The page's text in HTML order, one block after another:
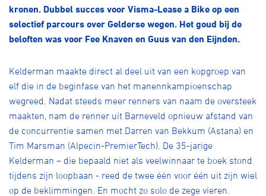
Contact
Over ons
kronen. Dubbel succes voor Visma-Lease a Bike op een
selectief parcours over Gelderse wegen. Het goud bij de
beloften was voor Fee Knaven en Guus van den Eijnden.
Kelderman maakte direct al deel uit van een kopgroep van
elf die in de beginfase van het manennkampioenschap
wegreed. Nadat steeds meer renners van naam de oversteek
maakten, nam de renner uit Barneveld opnieuw afstand van
de concurrentie samen met Darren van Bekkum (Astana) en
Tim Marsman (Alpecin-PremierTech). De 35-jarige
Kelderman – die bepaald niet als veelwinnaar te boek stond
tijdens zijn loopbaan - reed de twee één voor één uit zijn wiel
op de beklimmingen. En mocht zo solo de zege vieren.
Veldrijden Biketrial